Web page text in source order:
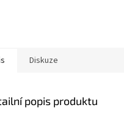
Diskuze
popis produktu